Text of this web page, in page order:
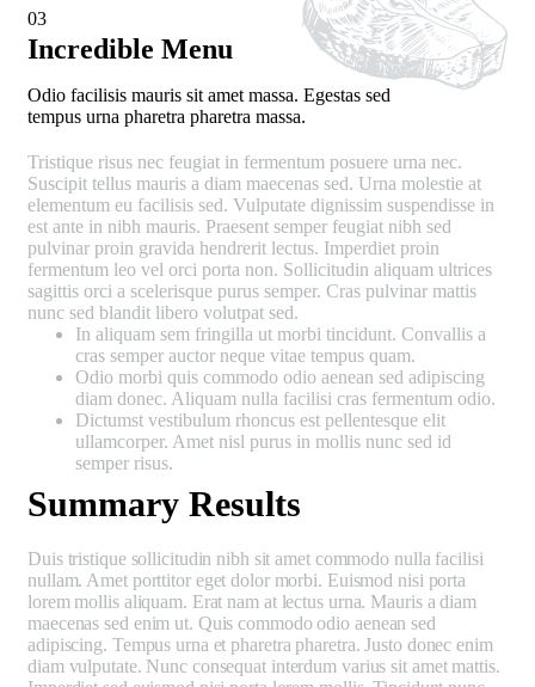
03
Incredible Menu
Odio facilisis mauris sit amet massa. Egestas sed
tempus urna pharetra pharetra massa.
Tristique risus nec feugiat in fermentum posuere urna nec.
Suscipit tellus mauris a diam maecenas sed. Urna molestie at
elementum eu facilisis sed. Vulputate dignissim suspendisse in
est ante in nibh mauris. Praesent semper feugiat nibh sed
pulvinar proin gravida hendrerit lectus. Imperdiet proin
fermentum leo vel orci porta non. Sollicitudin aliquam ultrices
sagittis orci a scelerisque purus semper. Cras pulvinar mattis
nunc sed blandit libero volutpat sed.
In aliquam sem fringilla ut morbi tincidunt. Convallis a
cras semper auctor neque vitae tempus quam.
Odio morbi quis commodo odio aenean sed adipiscing
diam donec. Aliquam nulla facilisi cras fermentum odio.
Dictumst vestibulum rhoncus est pellentesque elit
ullamcorper. Amet nisl purus in mollis nunc sed id
semper risus.
Summary Results
Duis tristique sollicitudin nibh sit amet commodo nulla facilisi
nullam. Amet porttitor eget dolor morbi. Euismod nisi porta
lorem mollis aliquam. Erat nam at lectus urna. Mauris a diam
maecenas sed enim ut. Quis commodo odio aenean sed
adipiscing. Tempus urna et pharetra pharetra. Justo donec enim
diam vulputate. Nunc consequat interdum varius sit amet mattis.